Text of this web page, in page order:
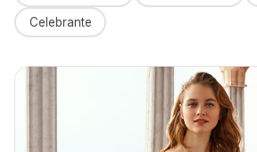
Celebrante